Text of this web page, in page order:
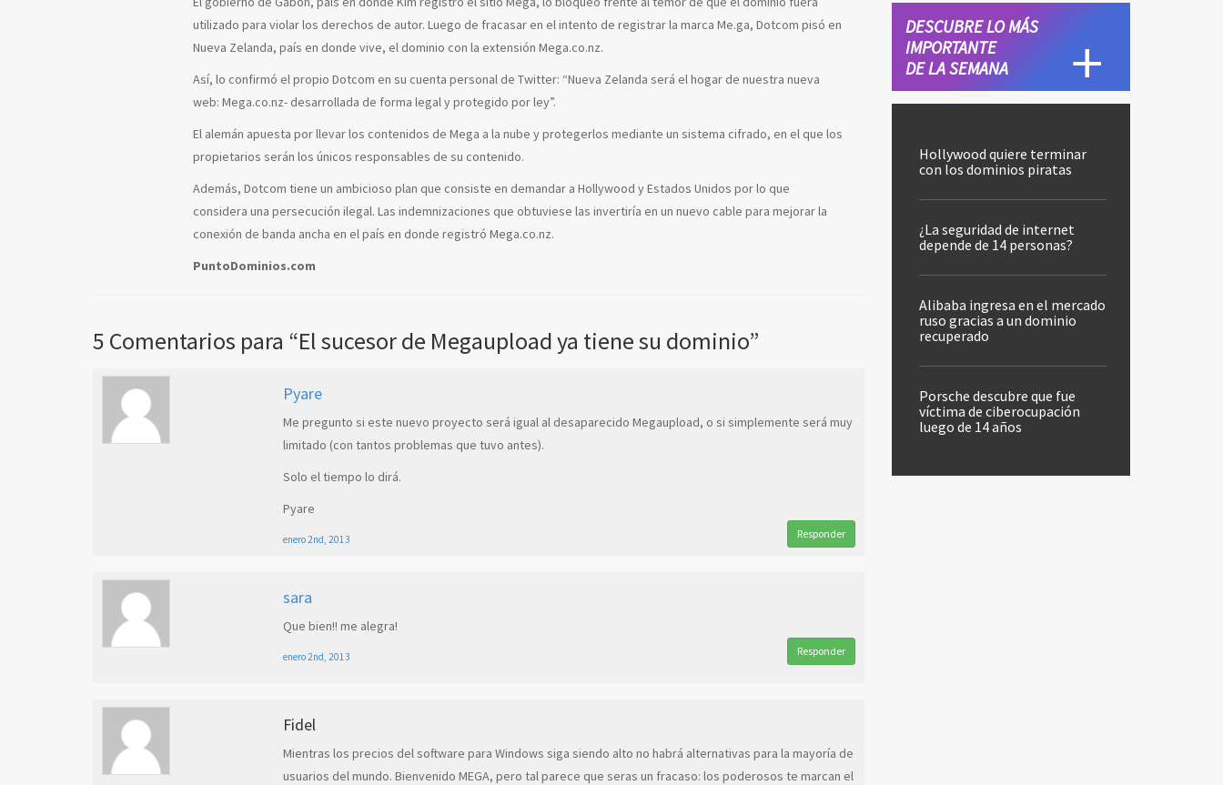
utilizado para violar los derechos de autor. Luego de fracasar en el intento de registrar la marca Me.ga, Dotcom pisó en
Nueva Zelanda, país en donde vive, el dominio con la extensión Mega.co.nz.
Así, lo confirmó el propio Dotcom en su cuenta personal de Twitter: “Nueva Zelanda será el hogar de nuestra nueva
web: Mega.co.nz- desarrollada de forma legal y protegido por ley”.
El alemán apuesta por llevar los contenidos de Mega a la nube y protegerlos mediante un sistema cifrado, en el que los
propietarios serán los únicos responsables de su contenido.
Además, Dotcom tiene un ambicioso plan que consiste en demandar a Hollywood y Estados Unidos por lo que
considera una persecución ilegal. Las indemnizaciones que obtuviese las invertiría en un nuevo cable para mejorar la
conexión de banda ancha en el país en donde registró Mega.co.nz.
PuntoDominios.com
5 Comentarios para “El sucesor de Megaupload ya tiene su dominio”
Pyare
Me pregunto si este nuevo proyecto será igual al desaparecido Megaupload, o si simplemente será muy
limitado (con tantos problemas que tuvo antes).
Solo el tiempo lo dirá.
Pyare
enero 2nd, 2013 Responder
sara
Que bien!! me alegra!
enero 2nd, 2013 Responder
Fidel
Mientras los precios del software para Windows siga siendo alto no habrá alternativas para la mayoría de
usuarios del mundo. Bienvenido MEGA, pero tal parece que seras un fracaso: los poderosos te marcan el
DESCUBRE LO MÁS
IMPORTANTE
DE LA SEMANA
Hollywood quiere terminar
con los dominios piratas
¿La seguridad de internet
depende de 14 personas?
Alibaba ingresa en el mercado
ruso gracias a un dominio
recuperado
Porsche descubre que fue
víctima de ciberocupación
luego de 14 años